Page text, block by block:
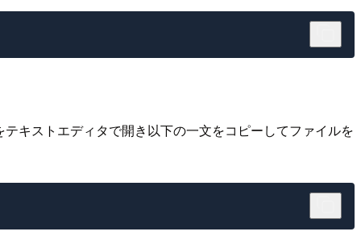
キストエディタで開き以下の一文をコピーしてファイルを